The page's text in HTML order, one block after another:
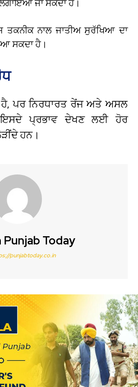
ਜਾ ਸਕਦਾ ਹੈ।
ਤਕਨੀਕ ਨਾਲ ਜਾਤੀਅ ਸੁਰੱਖਿਆ ਦਾ
ਸਕਦਾ ਹੈ।
ਪਰ ਨਿਰਧਾਰਤ ਰੇਂਜ ਅਤੇ ਅਸਲ
ਇਸਦੇ ਪ੍ਰਭਾਵ ਦੇਖਣ ਲਈ ਹੋਰ
ਹਨ।
Punjab Today
punjabtoday.co.in